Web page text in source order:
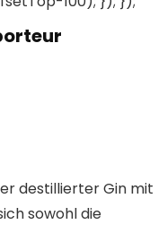
destillierter Gin mit
sowohl die